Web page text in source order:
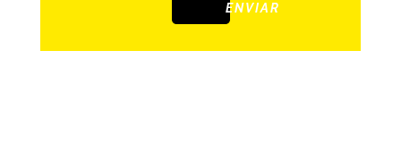
ENVIAR